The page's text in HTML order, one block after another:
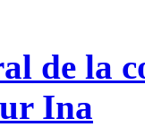
de la
Ina